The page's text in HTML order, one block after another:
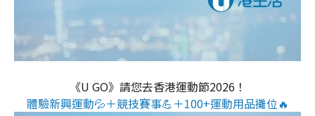
《U GO》請您去香港運動節2026！
體驗新興運動💦＋競技賽事💪＋100+運動用品攤位🔥